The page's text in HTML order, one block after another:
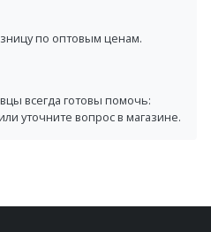
по оптовым ценам.
всегда готовы помочь:
уточните вопрос в магазине.